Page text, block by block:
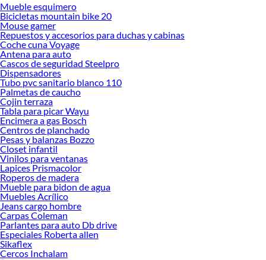
Mueble esquimero
Bicicletas mountain bike 20
Mouse gamer
Repuestos y accesorios para duchas y cabinas
Coche cuna Voyage
Antena para auto
Cascos de seguridad Steelpro
Dispensadores
Tubo pvc sanitario blanco 110
Palmetas de caucho
Cojin terraza
Tabla para picar Wayu
Encimera a gas Bosch
Centros de planchado
Pesas y balanzas Bozzo
Closet infantil
Vinilos para ventanas
Lapices Prismacolor
Roperos de madera
Mueble para bidon de agua
Muebles Acrílico
Jeans cargo hombre
Carpas Coleman
Parlantes para auto Db drive
Especiales Roberta allen
Sikaflex
Cercos Inchalam